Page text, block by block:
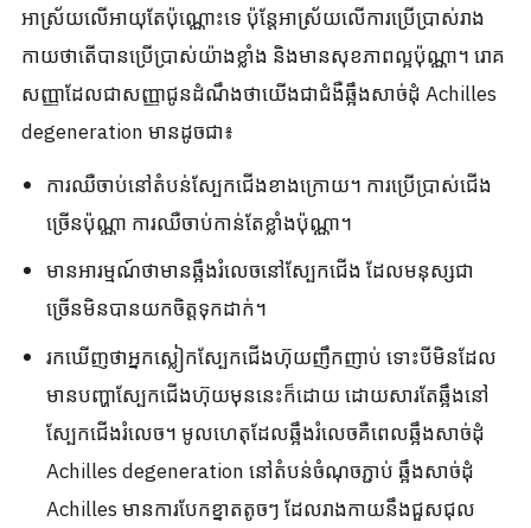
អាស្រ័យលើអាយុតែប៉ុណ្ណោះទេ ប៉ុន្តែអាស្រ័យលើការប្រើប្រាស់រាង
កាយថាតើបានប្រើប្រាស់យ៉ាងខ្លាំង និងមានសុខភាពល្អប៉ុណ្ណា។ រោគ
សញ្ញាដែលជាសញ្ញាជូនដំណឹងថាយើងជាជំងឺឆ្អឹងសាច់ដុំ Achilles
degeneration មានដូចជា៖
ការឈឺចាប់នៅតំបន់ស្បែកជើងខាងក្រោយ។ ការប្រើប្រាស់ជើង
ច្រើនប៉ុណ្ណា ការឈឺចាប់កាន់តែខ្លាំងប៉ុណ្ណា។
មានអារម្មណ៍ថាមានឆ្អឹងរំលេចនៅស្បែកជើង ដែលមនុស្សជា
ច្រើនមិនបានយកចិត្តទុកដាក់។
រកឃើញថាអ្នកស្លៀកស្បែកជើងហ៊ុយញឹកញាប់ ទោះបីមិនដែល
មានបញ្ហាស្បែកជើងហ៊ុយមុននេះក៏ដោយ ដោយសារតែឆ្អឹងនៅ
ស្បែកជើងរំលេច។ មូលហេតុដែលឆ្អឹងរំលេចគឺពេលឆ្អឹងសាច់ដុំ
Achilles degeneration នៅតំបន់ចំណុចភ្ជាប់ ឆ្អឹងសាច់ដុំ
Achilles មានការបែកខ្នាតតូចៗ ដែលរាងកាយនឹងជួសជុល